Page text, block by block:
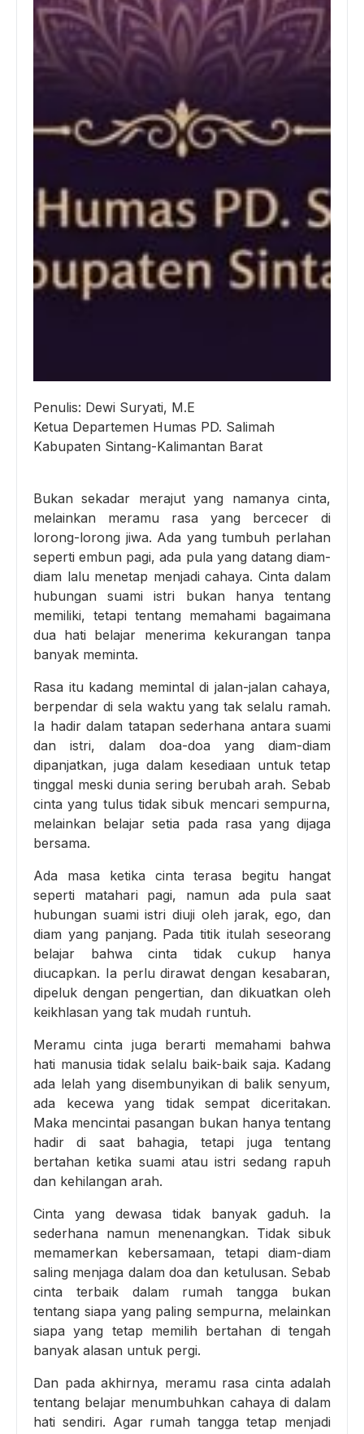
Penulis: Dewi Suryati, M.E
Ketua Departemen Humas PD. Salimah
Kabupaten Sintang-Kalimantan Barat
Bukan sekadar merajut yang namanya cinta,
melainkan meramu rasa yang bercecer di
lorong-lorong jiwa. Ada yang tumbuh perlahan
seperti embun pagi, ada pula yang datang diam-
diam lalu menetap menjadi cahaya. Cinta dalam
hubungan suami istri bukan hanya tentang
memiliki, tetapi tentang memahami bagaimana
dua hati belajar menerima kekurangan tanpa
banyak meminta.
Rasa itu kadang memintal di jalan-jalan cahaya,
berpendar di sela waktu yang tak selalu ramah.
Ia hadir dalam tatapan sederhana antara suami
dan istri, dalam doa-doa yang diam-diam
dipanjatkan, juga dalam kesediaan untuk tetap
tinggal meski dunia sering berubah arah. Sebab
cinta yang tulus tidak sibuk mencari sempurna,
melainkan belajar setia pada rasa yang dijaga
bersama.
Ada masa ketika cinta terasa begitu hangat
seperti matahari pagi, namun ada pula saat
hubungan suami istri diuji oleh jarak, ego, dan
diam yang panjang. Pada titik itulah seseorang
belajar bahwa cinta tidak cukup hanya
diucapkan. Ia perlu dirawat dengan kesabaran,
dipeluk dengan pengertian, dan dikuatkan oleh
keikhlasan yang tak mudah runtuh.
Meramu cinta juga berarti memahami bahwa
hati manusia tidak selalu baik-baik saja. Kadang
ada lelah yang disembunyikan di balik senyum,
ada kecewa yang tidak sempat diceritakan.
Maka mencintai pasangan bukan hanya tentang
hadir di saat bahagia, tetapi juga tentang
bertahan ketika suami atau istri sedang rapuh
dan kehilangan arah.
Cinta yang dewasa tidak banyak gaduh. Ia
sederhana namun menenangkan. Tidak sibuk
memamerkan kebersamaan, tetapi diam-diam
saling menjaga dalam doa dan ketulusan. Sebab
cinta terbaik dalam rumah tangga bukan
tentang siapa yang paling sempurna, melainkan
siapa yang tetap memilih bertahan di tengah
banyak alasan untuk pergi.
Dan pada akhirnya, meramu rasa cinta adalah
tentang belajar menumbuhkan cahaya di dalam
hati sendiri. Agar rumah tangga tetap menjadi